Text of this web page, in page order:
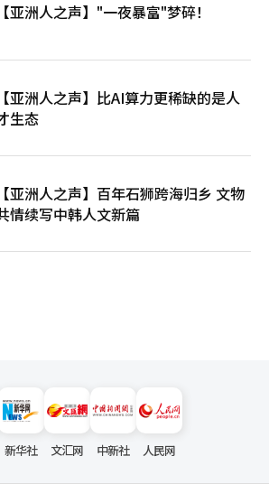
【亚洲人之声】"一夜暴富"梦碎！
【亚洲人之声】比AI算力更稀缺的是人
生态
【亚洲人之声】百年石狮跨海归乡 文物
情续写中韩人文新篇
新华社 文汇网 中新社 人民网